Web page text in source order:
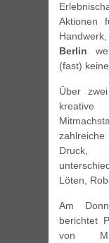
Aktionen
Berlin
(fast)
Über
kreative
Druck,
Löten,
Am
berichtet
von